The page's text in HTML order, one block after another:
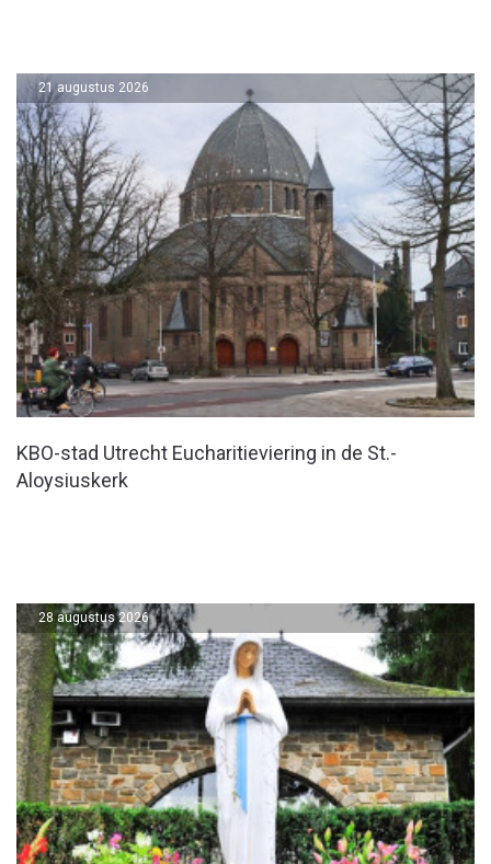
KBO-stad Utrecht Eucharitieviering in de St.-
Aloysiuskerk
21 augustus 2026
28 augustus 2026